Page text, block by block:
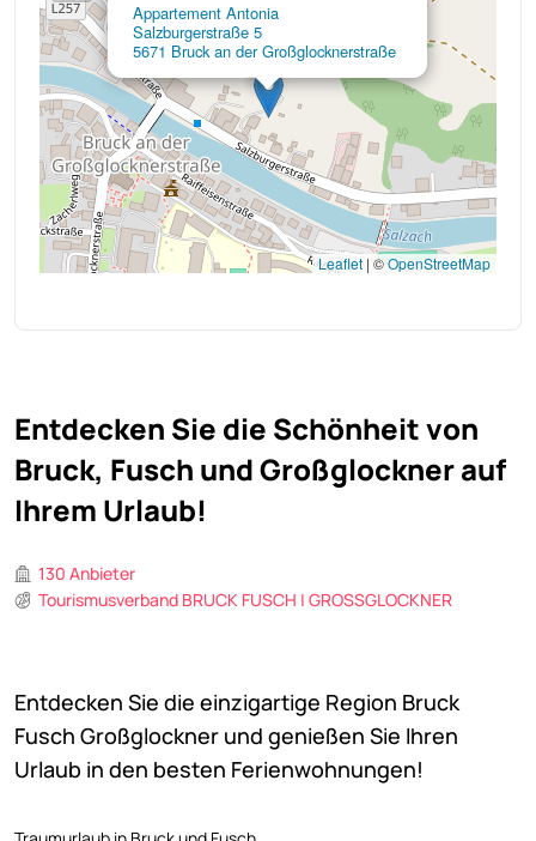
Appartement Antonia
Salzburgerstraße 5
5671 Bruck an der Großglocknerstraße
Leaflet |©OpenStreetMap
Entdecken Sie die Schönheit von
Bruck, Fusch und Großglockner auf
Ihrem Urlaub!
130 Anbieter
Tourismusverband BRUCK FUSCH | GROSSGLOCKNER
Entdecken Sie die einzigartige Region Bruck
Fusch Großglockner und genießen Sie Ihren
Urlaub in den besten Ferienwohnungen!